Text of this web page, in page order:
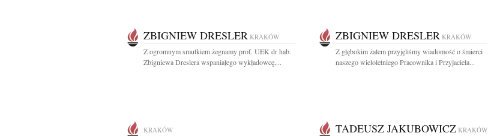
ZBIGNIEW DRESLER KRAKÓW
Z ogromnym smutkiem żegnamy prof. UEK dr hab.
Zbigniewa Dreslera wspaniałego wykładowcę,...
ZBIGNIEW DRESLER KRAKÓW
Z głębokim żalem przyjęliśmy wiadomość o śmierci
naszego wieloletniego Pracownika i Przyjaciela...
KRAKÓW TADEUSZ JAKUBOWICZ KRAKÓW